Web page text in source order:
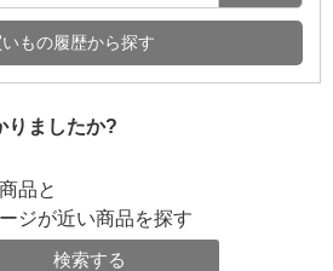
もの履歴から探す
りましたか?
品と
ジが近い商品を探す
検索する